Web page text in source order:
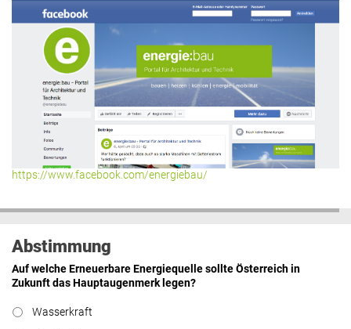
https://www.facebook.com/energiebau/
Abstimmung
Auf welche Erneuerbare Energiequelle sollte Österreich in
Zukunft das Hauptaugenmerk legen?
Wasserkraft